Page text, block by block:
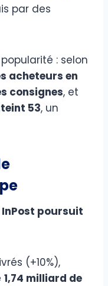
par des
: selon
acheteurs en
consignes, et
53, un
InPost poursuit
(+10%),
1,74 milliard de